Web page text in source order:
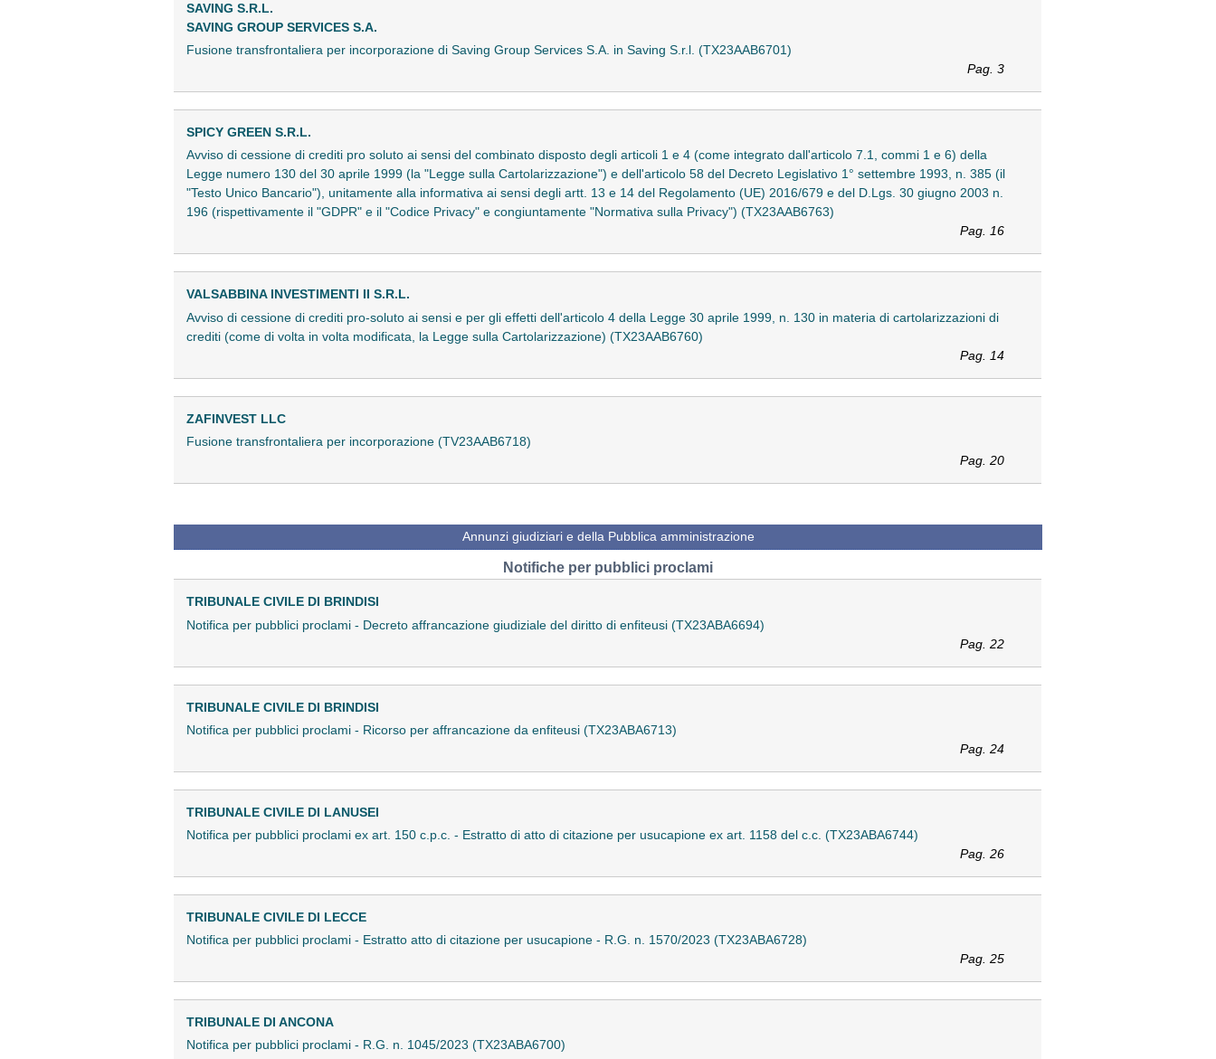
SAVING S.R.L.
SAVING GROUP SERVICES S.A.
Fusione transfrontaliera per incorporazione di Saving Group Services S.A. in Saving S.r.l. (TX23AAB6701)
Pag. 3
SPICY GREEN S.R.L.
Avviso di cessione di crediti pro soluto ai sensi del combinato disposto degli articoli 1 e 4 (come integrato dall'articolo 7.1, commi 1 e 6) della
Legge numero 130 del 30 aprile 1999 (la "Legge sulla Cartolarizzazione") e dell'articolo 58 del Decreto Legislativo 1° settembre 1993, n. 385 (il
"Testo Unico Bancario"), unitamente alla informativa ai sensi degli artt. 13 e 14 del Regolamento (UE) 2016/679 e del D.Lgs. 30 giugno 2003 n.
196 (rispettivamente il "GDPR" e il "Codice Privacy" e congiuntamente "Normativa sulla Privacy") (TX23AAB6763)
Pag. 16
VALSABBINA INVESTIMENTI II S.R.L.
Avviso di cessione di crediti pro-soluto ai sensi e per gli effetti dell'articolo 4 della Legge 30 aprile 1999, n. 130 in materia di cartolarizzazioni di
crediti (come di volta in volta modificata, la Legge sulla Cartolarizzazione) (TX23AAB6760)
Pag. 14
ZAFINVEST LLC
Fusione transfrontaliera per incorporazione (TV23AAB6718)
Pag. 20
Annunzi giudiziari e della Pubblica amministrazione
Notifiche per pubblici proclami
TRIBUNALE CIVILE DI BRINDISI
Notifica per pubblici proclami - Decreto affrancazione giudiziale del diritto di enfiteusi (TX23ABA6694)
Pag. 22
TRIBUNALE CIVILE DI BRINDISI
Notifica per pubblici proclami - Ricorso per affrancazione da enfiteusi (TX23ABA6713)
Pag. 24
TRIBUNALE CIVILE DI LANUSEI
Notifica per pubblici proclami ex art. 150 c.p.c. - Estratto di atto di citazione per usucapione ex art. 1158 del c.c. (TX23ABA6744)
Pag. 26
TRIBUNALE CIVILE DI LECCE
Notifica per pubblici proclami - Estratto atto di citazione per usucapione - R.G. n. 1570/2023 (TX23ABA6728)
Pag. 25
TRIBUNALE DI ANCONA
Notifica per pubblici proclami - R.G. n. 1045/2023 (TX23ABA6700)